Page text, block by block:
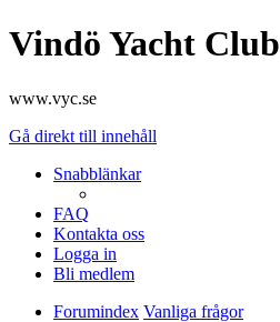
Vindö Yacht Club
www.vyc.se
Gå direkt till innehåll
Snabblänkar
FAQ
Kontakta oss
Logga in
Bli medlem
Forumindex Vanliga frågor